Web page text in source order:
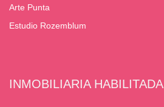
Arte Punta
Estudio Rozemblum
INMOBILIARIA HABILITADA